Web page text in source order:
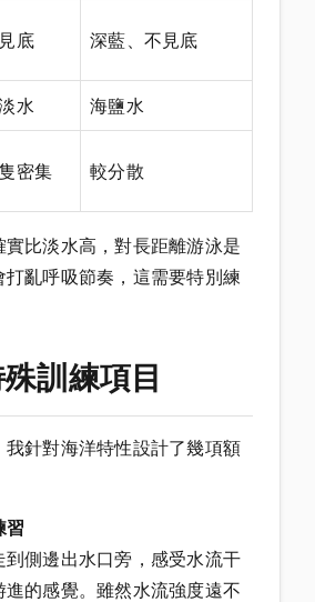
底 深藍、不見底
水 海鹽水
密集 較分散
比淡水高，對長距離游泳是
亂呼吸節奏，這需要特別練
訓練項目
針對海洋特性設計了幾項額
習
側邊出水口旁，感受水流干
的感覺。雖然水流強度遠不